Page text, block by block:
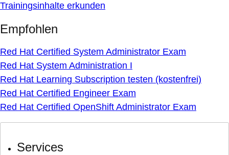
Trainingsinhalte erkunden
Empfohlen
Red Hat Certified System Administrator Exam
Red Hat System Administration I
Red Hat Learning Subscription testen (kostenfrei)
Red Hat Certified Engineer Exam
Red Hat Certified OpenShift Administrator Exam
Services